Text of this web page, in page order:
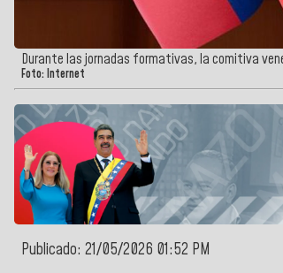
Durante las jornadas formativas, la comitiva
Foto: Internet
Publicado: 21/05/2026 01:52 PM